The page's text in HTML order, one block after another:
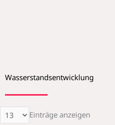
Wasserstandsentwicklung
Einträge anzeigen